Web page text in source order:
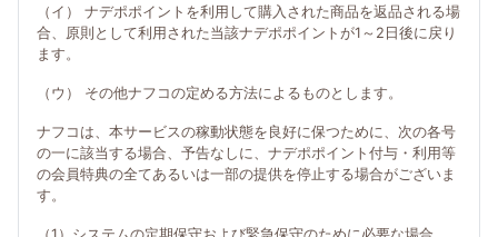
（イ） ナデポポイントを利用して購入された商品を返品される場
合、原則として利用された当該ナデポポイントが1～2日後に戻り
ます。
（ウ） その他ナフコの定める方法によるものとします。
ナフコは、本サービスの稼動状態を良好に保つために、次の各号
の一に該当する場合、予告なしに、ナデポポイント付与・利用等
の会員特典の全てあるいは一部の提供を停止する場合がございま
す。